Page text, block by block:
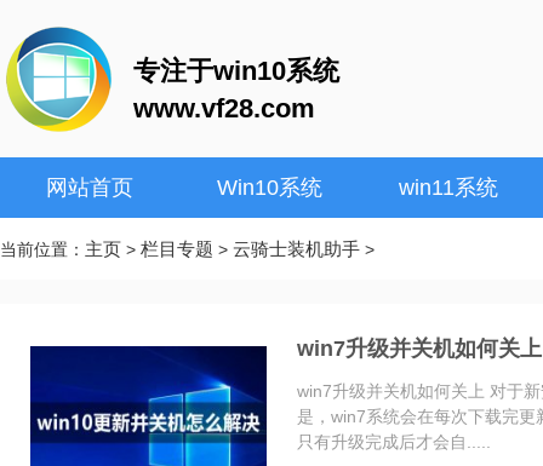
专注于win10系统
www.vf28.com
网站首页 Win10系统 win11系统
当前位置： 主页 > 栏目专题 > 云骑士装机助手 >
win7升级并关机如何关上
win7升级并关机如何关上 对于
是，win7系统会在每次下载完
只有升级完成后才会自.....